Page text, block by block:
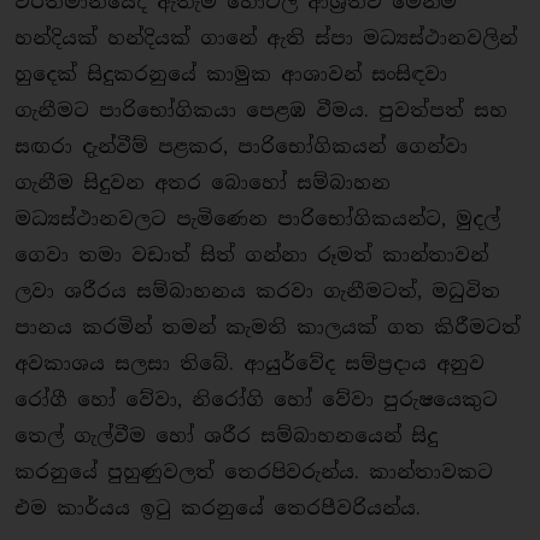
හන්දියක් හන්දියක් ගානේ ඇති ස්පා මධ්‍යස්ථානවලින්
හුදෙක් සිදුකරනුයේ කාමුක ආශාවන් සංසිඳවා
ගැනීමට පාරිභෝගිකයා පෙළඹ වීමය. පුවත්පත් සහ
සඟරා දැන්වීම් පළකර, පාරිභෝගිකයන් ගෙන්වා
ගැනීම සිදුවන අතර බොහෝ සම්බාහන
මධ්‍යස්ථානවලට පැමිණෙන පාරිභෝගිකයන්ට, මුදල්
ගෙවා තමා වඩාත් සිත් ගන්නා රූමත් කාන්තාවන්
ලවා ශරීරය සම්බාහනය කරවා ගැනීමටත්, මධුවිත
පානය කරමින් තමන් කැමති කාලයක් ගත කිරීමටත්
අවකාශය සලසා තිබේ. ආයුර්වේද සම්ප‍්‍රදාය අනුව
රෝගී හෝ වේවා, නිරෝගි හෝ වේවා පුරුෂයෙකුට
තෙල් ගැල්වීම හෝ ශරීර සම්බාහනයෙන් සිදු
කරනුයේ පුහුණුවලත් තෙරපිවරුන්ය. කාන්තාවකට
එම කාර්යය ඉටු කරනුයේ තෙරපීවරියන්ය.